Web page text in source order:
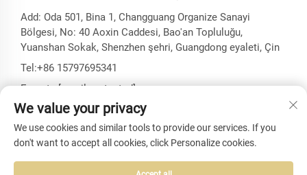
Add: Oda 501, Bina 1, Changguang Organize Sanayi
Bölgesi, No: 40 Aoxin Caddesi, Bao'an Topluluğu,
Yuanshan Sokak, Shenzhen şehri, Guangdong eyaleti, Çin
Tel:+86 15797695341
E-posta:[email protected]
Telif Hakkı © Shenzhen Kingstar Bags And Cases Co., Ltd.
Tüm Hakları Saklıdır -Gizlilik politikası-Blog
We value your privacy
We use cookies and similar tools to provide our services. If you
don't want to accept all cookies, click Personalize cookies.